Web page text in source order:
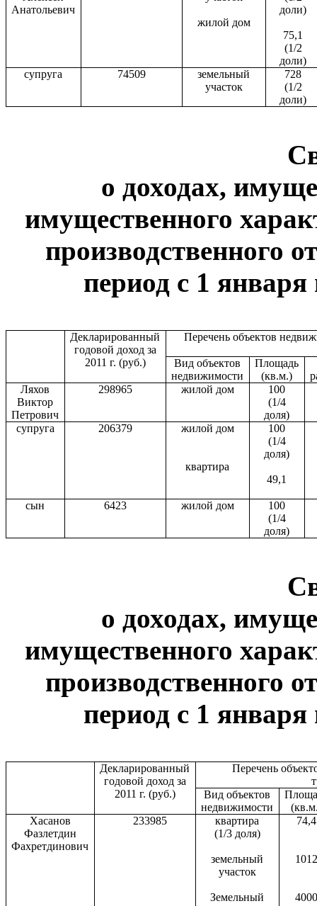
Анатольевич
жилой дом
доли)
75,1
(1/2
доли)
супруга
74509
земельный
участок
728
(1/2
доли)
о доходах,
имущественного
производственного
период с 1 января
Декларированный
годовой доход за
2011 г. (руб.)
Перечень объектов
Вид объектов
недвижимости
Площадь
(кв.м.)
Ляхов
Виктор
Петрович
298965 жилой дом
100
(1/4
доля)
супруга
206379 жилой дом
квартира
100
(1/4
доля)
49,1
сын 6423 жилой дом
100
(1/4
доля)
о доходах,
имущественного
производственного
период с 1 января
Декларированный
годовой доход за
2011 г. (руб.)
Перечень
Вид объектов
недвижимости
Хасанов
Фазлетдин
Фахретдинович
233985
квартира
(1/3 доля)
земельный
участок
Земельный
74,4